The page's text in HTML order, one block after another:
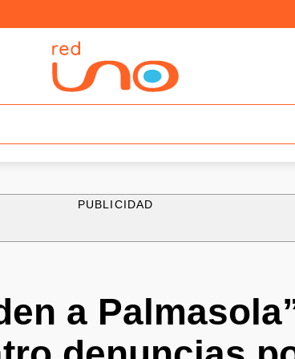
PUBLICIDAD
a